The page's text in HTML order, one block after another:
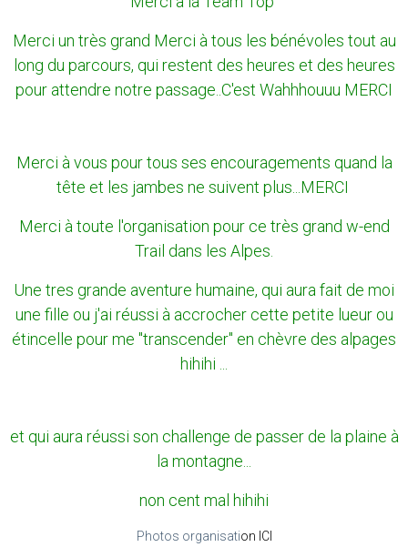
Merci un très grand Merci à tous les bénévoles tout au
long du parcours, qui restent des heures et des heures
pour attendre notre passage..C'est Wahhhouuu MERCI
Merci à vous pour tous ses encouragements quand la
tête et les jambes ne suivent plus...MERCI
Merci à toute l'organisation pour ce très grand w-end
Trail dans les Alpes.
Une tres grande aventure humaine, qui aura fait de moi
une fille ou j'ai réussi à accrocher cette petite lueur ou
étincelle pour me "transcender" en chèvre des alpages
hihihi ...
et qui aura réussi son challenge de passer de la plaine à
la montagne...
non cent mal hihihi
Photos organisation ICI